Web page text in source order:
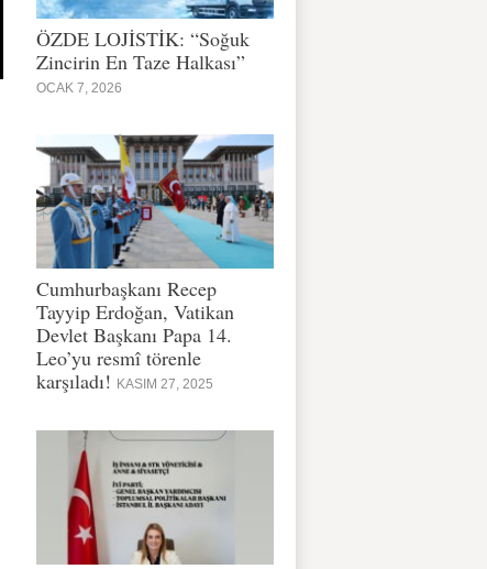
ÖZDE LOJİSTİK: “Soğuk
Zincirin En Taze Halkası”
OCAK 7, 2026
Cumhurbaşkanı Recep
Tayyip Erdoğan, Vatikan
Devlet Başkanı Papa 14.
Leo’yu resmî törenle
karşıladı! KASIM 27, 2025